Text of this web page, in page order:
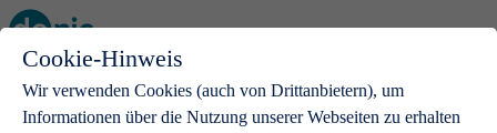
Cookie-Hinweis
Wir verwenden Cookies (auch von Drittanbietern), um
Informationen über die Nutzung unserer Webseiten zu erhalten
Open main menu